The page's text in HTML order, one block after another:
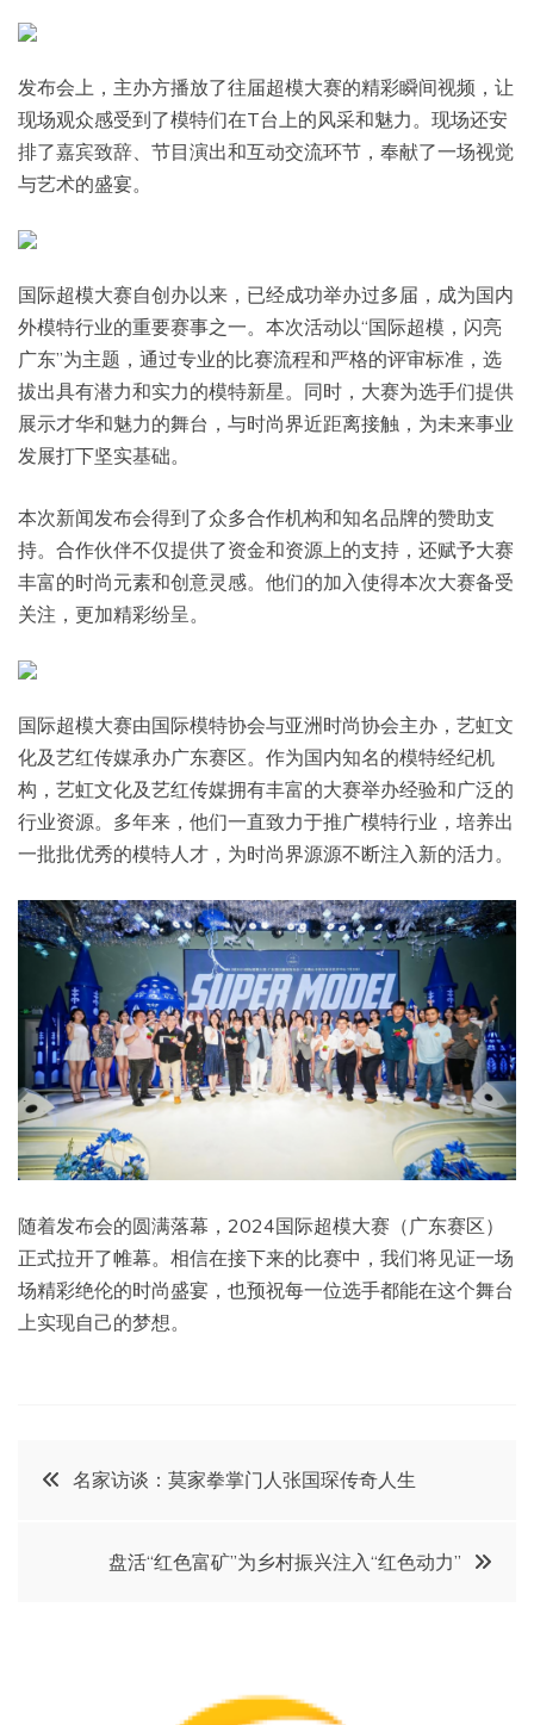
发布会上，主办方播放了往届超模大赛的精彩瞬间视频，让
现场观众感受到了模特们在T台上的风采和魅力。现场还安
排了嘉宾致辞、节目演出和互动交流环节，奉献了一场视觉
与艺术的盛宴。
国际超模大赛自创办以来，已经成功举办过多届，成为国内
外模特行业的重要赛事之一。本次活动以“国际超模，闪亮
广东”为主题，通过专业的比赛流程和严格的评审标准，选
拔出具有潜力和实力的模特新星。同时，大赛为选手们提供
展示才华和魅力的舞台，与时尚界近距离接触，为未来事业
发展打下坚实基础。
本次新闻发布会得到了众多合作机构和知名品牌的赞助支
持。合作伙伴不仅提供了资金和资源上的支持，还赋予大赛
丰富的时尚元素和创意灵感。他们的加入使得本次大赛备受
关注，更加精彩纷呈。
国际超模大赛由国际模特协会与亚洲时尚协会主办，艺虹文
化及艺红传媒承办广东赛区。作为国内知名的模特经纪机
构，艺虹文化及艺红传媒拥有丰富的大赛举办经验和广泛的
行业资源。多年来，他们一直致力于推广模特行业，培养出
一批批优秀的模特人才，为时尚界源源不断注入新的活力。
随着发布会的圆满落幕，2024国际超模大赛（广东赛区）
正式拉开了帷幕。相信在接下来的比赛中，我们将见证一场
场精彩绝伦的时尚盛宴，也预祝每一位选手都能在这个舞台
上实现自己的梦想。
文
名家访谈：莫家拳掌门人张国琛传奇人生
盘活“红色富矿”为乡村振兴注入“红色动力”